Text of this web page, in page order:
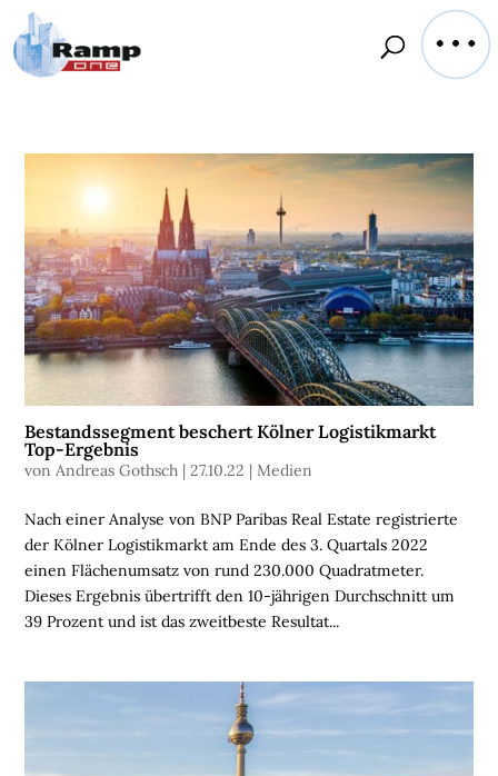
H
O
M
E
Bestandssegment beschert Kölner Logistikmarkt
Top-Ergebnis
vonAndreas Gothsch |27.10.22 |Medien
Nach einer Analyse von BNP Paribas Real Estate registrierte
der Kölner Logistikmarkt am Ende des 3. Quartals 2022
einen Flächenumsatz von rund 230.000 Quadratmeter.
Dieses Ergebnis übertrifft den 10-jährigen Durchschnitt um
39 Prozent und ist das zweitbeste Resultat...